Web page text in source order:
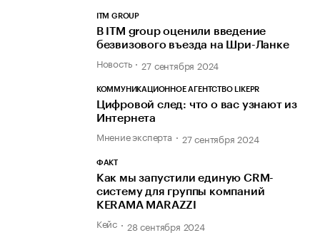
ITM GROUP
В ITM group оценили введение
безвизового въезда на Шри-Ланке
Новость 27 сентября 2024
КОММУНИКАЦИОННОЕ АГЕНТСТВО LIKEPR
Цифровой след: что о вас узнают из
Интернета
Мнение эксперта 27 сентября 2024
ФАКТ
Как мы запустили единую CRM-
систему для группы компаний
KERAMA MARAZZI
Кейс 28 сентября 2024